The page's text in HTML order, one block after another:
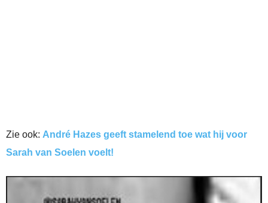
Zie ook: André Hazes geeft stamelend toe wat hij voor
Sarah van Soelen voelt!